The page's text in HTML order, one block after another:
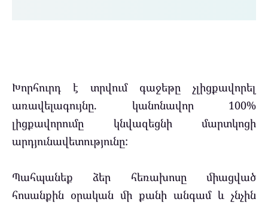
Խորհուրդ է տրվում գաջեթը չլիցքավորել
առավելագույնը. կանոնավոր 100%
լիցքավորումը կնվազեցնի մարտկոցի
արդյունավետությունը:
Պահպանեք ձեր հեռախոսը միացված
հոսանքին օրական մի քանի անգամ և չնչին